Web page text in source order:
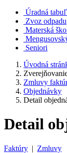
Úradná
Zvoz odpadu
Materská
Seniori
Úvodná
Zmluvy
Objednávky
Detail
Detail
Faktúry | Zmluvy